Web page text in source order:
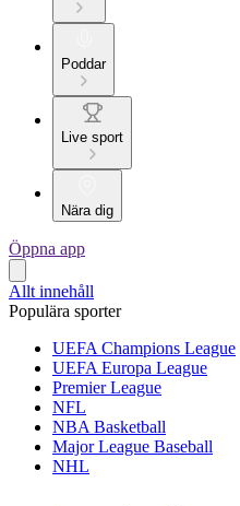
Poddar
Live sport
Nära dig
Öppna app
Allt innehåll
Populära sporter
UEFA Champions League
UEFA Europa League
Premier League
NFL
NBA Basketball
Major League Baseball
NHL